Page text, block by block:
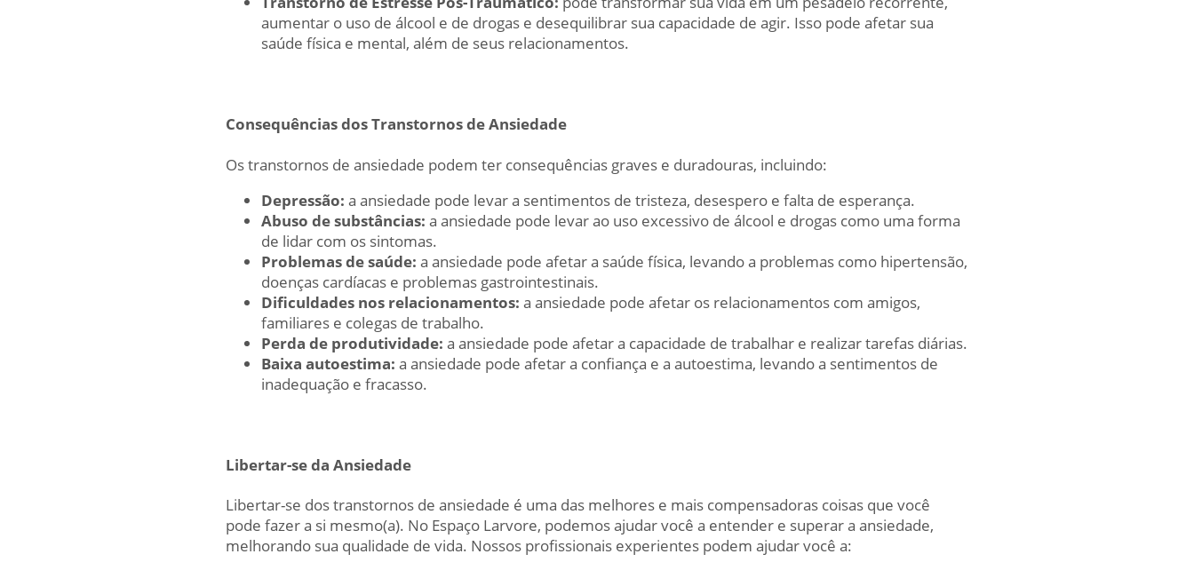
aumentar o uso de álcool e de drogas e desequilibrar sua capacidade de agir. Isso pode afetar sua
saúde física e mental, além de seus relacionamentos.
Consequências dos Transtornos de Ansiedade
Os transtornos de ansiedade podem ter consequências graves e duradouras, incluindo:
Depressão: a ansiedade pode levar a sentimentos de tristeza, desespero e falta de esperança.
Abuso de substâncias: a ansiedade pode levar ao uso excessivo de álcool e drogas como uma forma
de lidar com os sintomas.
Problemas de saúde: a ansiedade pode afetar a saúde física, levando a problemas como hipertensão,
doenças cardíacas e problemas gastrointestinais.
Dificuldades nos relacionamentos: a ansiedade pode afetar os relacionamentos com amigos,
familiares e colegas de trabalho.
Perda de produtividade: a ansiedade pode afetar a capacidade de trabalhar e realizar tarefas diárias.
Baixa autoestima: a ansiedade pode afetar a confiança e a autoestima, levando a sentimentos de
inadequação e fracasso.
Libertar-se da Ansiedade
Libertar-se dos transtornos de ansiedade é uma das melhores e mais compensadoras coisas que você
pode fazer a si mesmo(a). No Espaço Larvore, podemos ajudar você a entender e superar a ansiedade,
melhorando sua qualidade de vida. Nossos profissionais experientes podem ajudar você a: